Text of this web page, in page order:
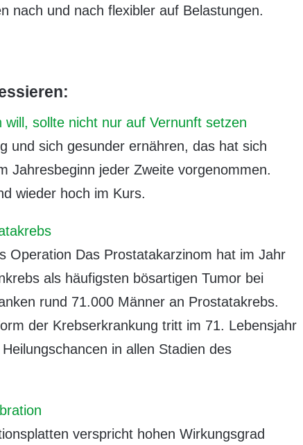
nach und nach flexibler auf Belastungen.
will, sollte nicht nur auf Vernunft setzen
und sich gesunder ernähren, das hat sich
Jahresbeginn jeder Zweite vorgenommen.
wieder hoch im Kurs.
Operation Das Prostatakarzinom hat im Jahr
als häufigsten bösartigen Tumor bei
rund 71.000 Männer an Prostatakrebs.
der Krebserkrankung tritt im 71. Lebensjahr
in allen Stadien des
verspricht hohen Wirkungsgrad